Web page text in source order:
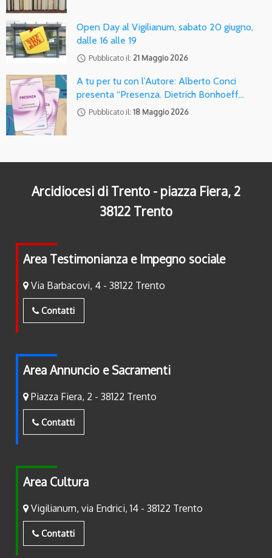
Open Day al Vigilianum, sabato 20 giugno,
dalle 16 alle 19
access_time Pubblicato il: 21 Maggio 2026
A tu per tu con l’Autore: Alberto Conci
presenta “Presenza. Dietrich Bonhoeff…
access_time Pubblicato il: 18 Maggio 2026
Arcidiocesi di Trento - piazza Fiera, 2
38122 Trento
Area Testimonianza e Impegno sociale
Via Barbacovi, 4 - 38122 Trento
Contatti
Area Annuncio e Sacramenti
Piazza Fiera, 2 - 38122 Trento
Contatti
Area Cultura
Vigilianum, via Endrici, 14 - 38122 Trento
Contatti